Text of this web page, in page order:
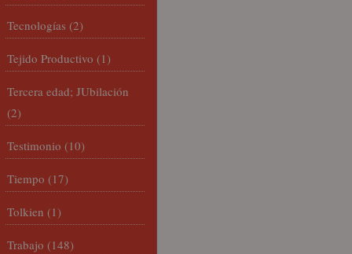
Tecnologías (2)
Tejido Productivo (1)
Tercera edad; JUbilación
(2)
Testimonio (10)
Tiempo (17)
Tolkien (1)
Trabajo (148)